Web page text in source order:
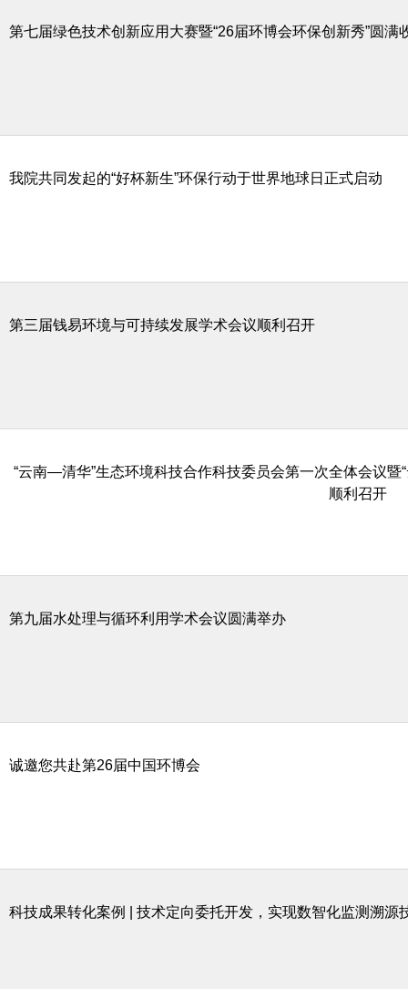
第七届绿色技术创新应用大赛暨“26届环博会环保创新秀”圆满
我院共同发起的“好杯新生”环保行动于世界地球日正式启动
第三届钱易环境与可持续发展学术会议顺利召开
“云南—清华”生态环境科技合作科技委员会第一次全体会议
顺利召开
第九届水处理与循环利用学术会议圆满举办
诚邀您共赴第26届中国环博会
科技成果转化案例 | 技术定向委托开发，实现数智化监测溯源